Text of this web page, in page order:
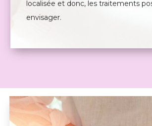
localisée et donc, les traitements
envisager.